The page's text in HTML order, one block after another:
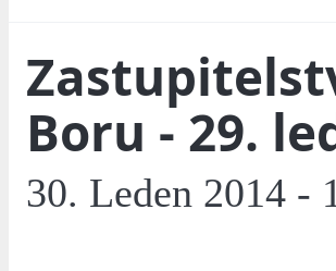
Boru - 29.
30. Leden 2014 -